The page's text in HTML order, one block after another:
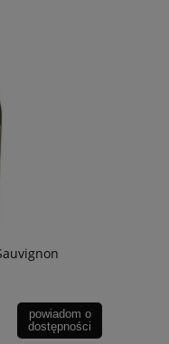
powiadom o
dostępności